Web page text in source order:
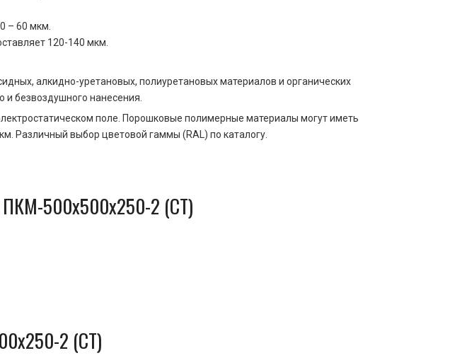
– 60 мкм.
120-140 мкм.
алкидно-уретановых, полиуретановых материалов и органических
безвоздушного нанесения.
поле. Порошковые полимерные материалы могут иметь
Различный выбор цветовой гаммы (RAL) по каталогу.
ПКМ-500х500х250-2 (СТ)
2 (СТ)